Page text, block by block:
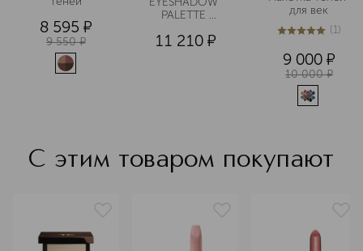
8 595 ¤
9 550 ¤
PALETTE
11 210 ¤
для век
5из 51 (1)
9 000 ¤
10 000 ¤
С этим товаром покупают